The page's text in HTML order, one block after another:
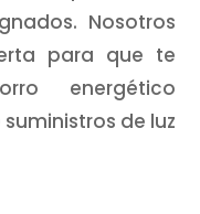
Nosotros
para que te
energético
de luz